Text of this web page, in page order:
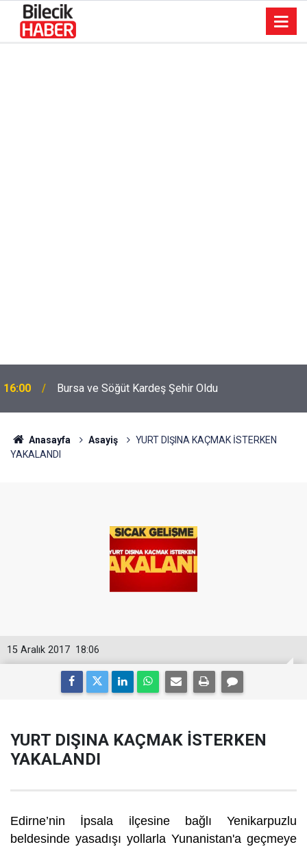
16:00 Bursa ve Söğüt Kardeş Şehir Oldu
Anasayfa Asayiş
YURT DIŞINA KAÇMAK İSTERKEN
YAKALANDI
18:06
15 Aralık 2017
YURT DIŞINA KAÇMAK İSTERKEN
YAKALANDI
Edirne’nin İpsala ilçesine bağlı Yenikarpuzlu
beldesinde yasadışı yollarla Yunanistan'a geçmeye